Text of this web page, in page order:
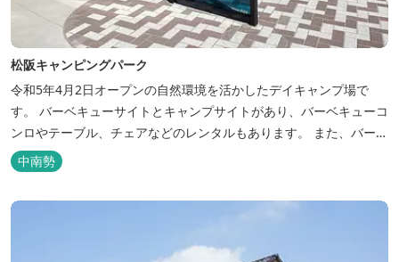
松阪キャンピングパーク
令和5年4月2日オープンの自然環境を活かしたデイキャンプ場で
す。 バーベキューサイトとキャンプサイトがあり、バーベキューコ
ンロやテーブル、チェアなどのレンタルもあります。 また、バーベ
キューサイトは屋根があり雨でも利用いただけます！ 皆さん、ぜひ
ご利用ください！
中南勢